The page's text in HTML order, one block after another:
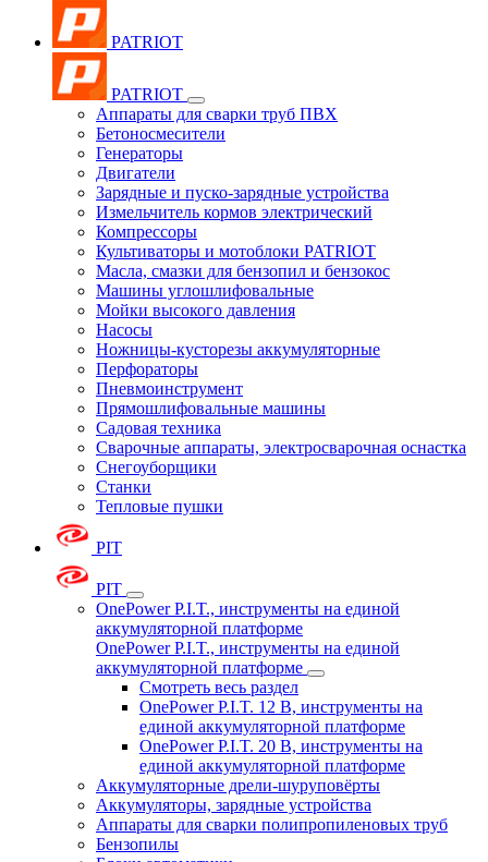
PATRIOT
PATRIOT
Аппараты для сварки труб ПВХ
Бетоносмесители
Генераторы
Двигатели
Зарядные и пуско-зарядные устройства
Измельчитель кормов электрический
Компрессоры
Культиваторы и мотоблоки PATRIOT
Масла, смазки для бензопил и бензокос
Машины углошлифовальные
Мойки высокого давления
Насосы
Ножницы-кусторезы аккумуляторные
Перфораторы
Пневмоинструмент
Прямошлифовальные машины
Садовая техника
Сварочные аппараты, электросварочная оснастка
Снегоуборщики
Станки
Тепловые пушки
PIT
PIT
OnePower P.I.T., инструменты на единой
аккумуляторной платформе
OnePower P.I.T., инструменты на единой
аккумуляторной платформе
Смотреть весь раздел
OnePower P.I.T. 12 В, инструменты на
единой аккумуляторной платформе
OnePower P.I.T. 20 В, инструменты на
единой аккумуляторной платформе
Аккумуляторные дрели-шуруповёрты
Аккумуляторы, зарядные устройства
Аппараты для сварки полипропиленовых труб
Бензопилы